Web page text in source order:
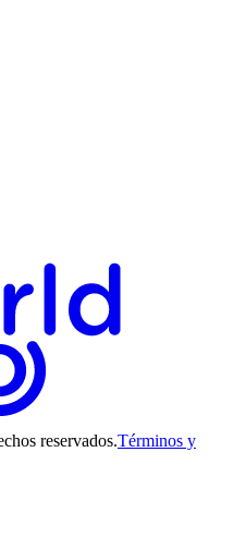
reservados.Términos y